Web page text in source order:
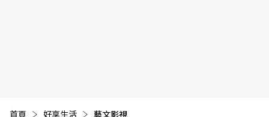
首頁 好享生活 藝文影視